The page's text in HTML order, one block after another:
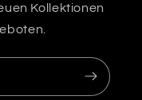
Kollektionen